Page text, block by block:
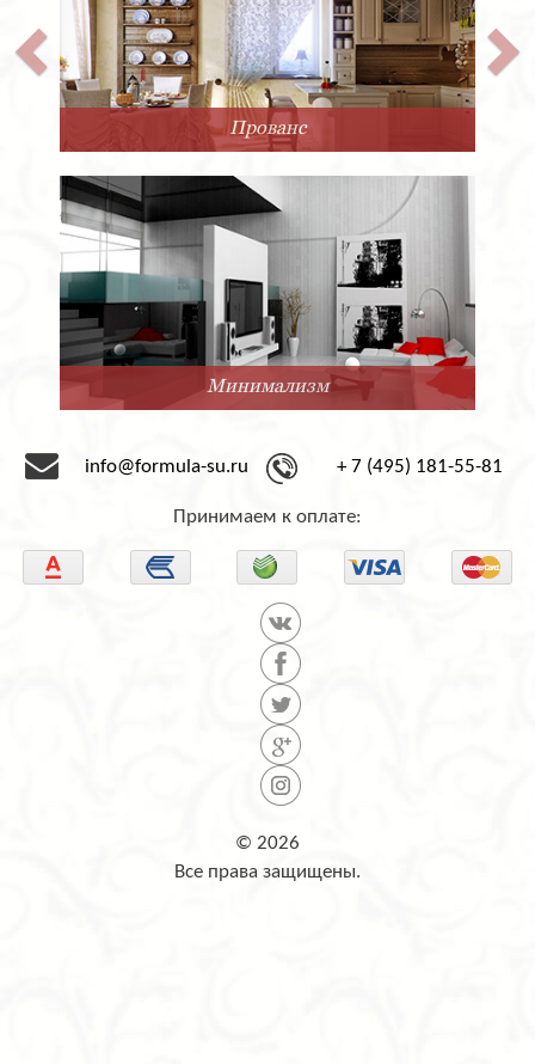
Прованс
Минимализм
info@formula-su.ru + 7 (495) 181-55-81
Принимаем к оплате:
© 2026
Все права защищены.